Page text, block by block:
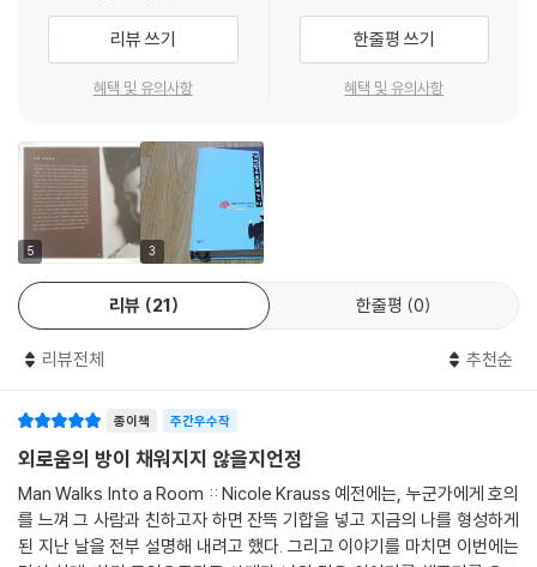
지만, 사과의 말들은 그들 사이의 허공에 걸려, 거리에 정체 모르게 어질러
져 있는 것들처럼 의미를 읽고 끔직한 화석들로 굳어 버렸다. 그날 밤, 침대
에 누워 있을 때 애나가 말했다. “우린 이제 연인 사이가 아닌 것 같아.”(88
이 소설은 과거의 연인을 되찾고 싶은 여자, 혹은 사랑하는 사람과 좀 더 하
나가 되고 싶은 여자와 과거로 돌아가고 싶어 하지 않는 남자, 혹은 현실에
서 달아나고 싶은 남자 사이의 섬세한 감정을 표현한 우화라 할 수 있다.
★ 과학, 인간의 고독을 치유하고 전쟁을 막을 수 있을까?
샘슨의 기억 상실은 예상치 못한 결과였다. 그의 사례는 네바다 사막에서
기억에 관한 연구를 진행하고 있는 신경외과 박사 레이의 관심을 끌었다.
에 헌신하고 있는 과학자였다. “젊을 때는 외로움이 사랑으로 해결될 거라
고 생각하게 마련이지. 하지만 결코 그렇지 않아요. … 가까이 있을 수 있을
만큼 최대한 가까이 있다는 것은 두 사람 사이에 넘을 수 없는 거리를 좀 더
분명히 해 줄 뿐이라오.”(193쪽)
“환상 때문이지. 사랑에 빠지면, 그것에 취해 잠시 동안은 당신이 실제로
리뷰 쓰기
혜택 및 유의사항
한줄평 쓰기
혜택 및 유의사항
5 3
리뷰 21 한줄평 0
리뷰전체 추천순
종이책 주간우수작
외로움의 방이 채워지지 않을지언정
Man Walks Into a Room :: Nicole Krauss 예전에는, 누군가에게 호의
를 느껴 그 사람과 친하고자 하면 잔뜩 기합을 넣고 지금의 나를 형성하게
된 지난 날을 전부 설명해 내려고 했다. 그리고 이야기를 마치면 이번에는